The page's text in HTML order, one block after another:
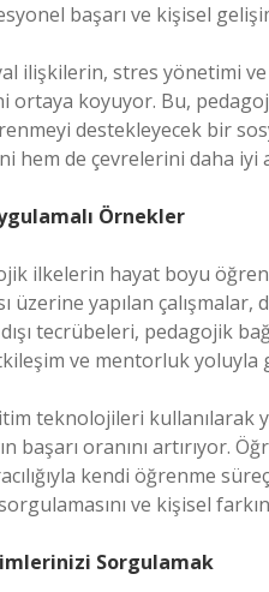
başarı ve kişisel
ilişkilerin, stres yönetimi
koyuyor. Bu,
destekleyecek bir
hem de çevrelerini daha iyi
Örnekler
ilkelerin hayat boyu
üzerine yapılan
dışı tecrübeleri, pedagojik
ve mentorluk
teknolojileri kullanılarak
başarı oranını artırıyor.
kendi öğrenme
ve kişisel
Sorgulamak